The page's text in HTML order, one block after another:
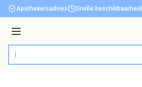
Ga naar de inhoud
Apothekersadvies Snelle beschikbaarheid
Menu
Product, merk, categorie...